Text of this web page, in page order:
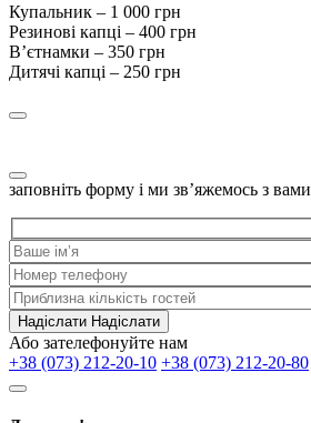
Купальник – 1 000 грн
Резинові капці – 400 грн
Вʼєтнамки – 350 грн
Дитячі капці – 250 грн
заповніть форму і ми зв’яжемось з вами
Надіслати Надіслати
Або зателефонуйте нам
+38 (073) 212-20-10 +38 (073) 212-20-80